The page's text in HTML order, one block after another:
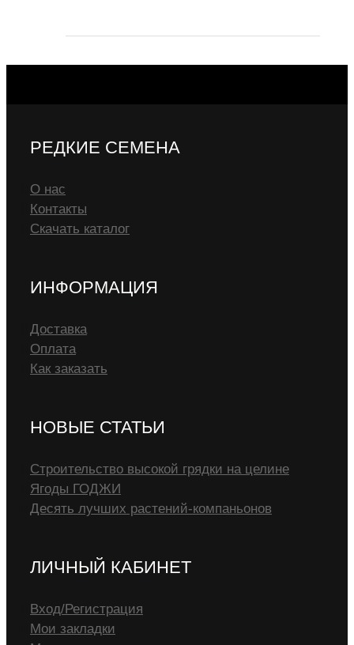
РЕДКИЕ СЕМЕНА
О нас
Контакты
Скачать каталог
ИНФОРМАЦИЯ
Доставка
Оплата
Как заказать
НОВЫЕ СТАТЬИ
Строительство высокой грядки на целине
Ягоды ГОДЖИ
Десять лучших растений-компаньонов
ЛИЧНЫЙ КАБИНЕТ
Вход/Регистрация
Мои закладки